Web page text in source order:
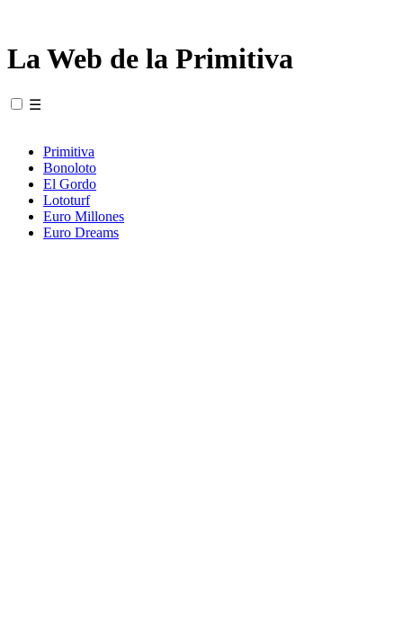
La Web de la Primitiva
☰
Primitiva
Bonoloto
El Gordo
Lototurf
Euro Millones
Euro Dreams